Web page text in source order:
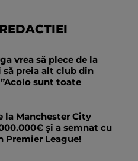
vrea să plece de la
să preia alt club din
sunt toate
la Manchester City
și a semnat cu
Premier League!